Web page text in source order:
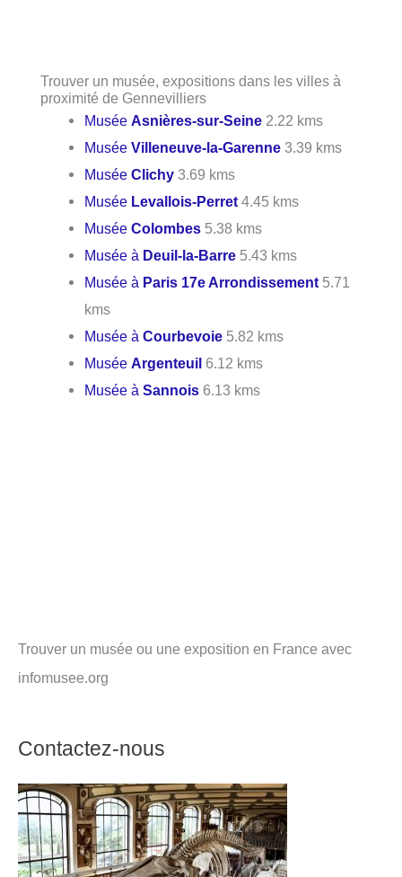
Trouver un musée, expositions dans les villes à
proximité de Gennevilliers
MuséeAsnières-sur-Seine 2.22 kms
MuséeVilleneuve-la-Garenne 3.39 kms
MuséeClichy 3.69 kms
Musée Levallois-Perret 4.45 kms
MuséeColombes 5.38 kms
Musée à Deuil-la-Barre 5.43 kms
Musée à Paris 17e Arrondissement 5.71
kms
Musée àCourbevoie 5.82 kms
MuséeArgenteuil 6.12 kms
Musée àSannois 6.13 kms
Trouver un musée ou une exposition en France avec
infomusee.org
Contactez-nous